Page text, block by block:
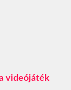
videójáték